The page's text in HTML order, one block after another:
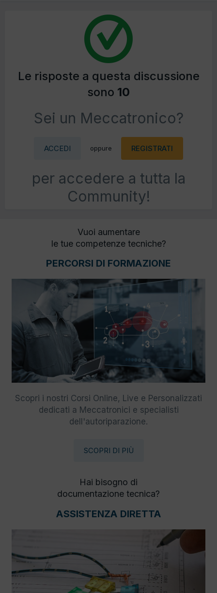
Le risposte a questa discussione
sono 10
Sei un Meccatronico?
ACCEDI oppure REGISTRATI
per accedere a tutta la
Community!
Vuoi aumentare
le tue competenze tecniche?
PERCORSI DI FORMAZIONE
Scopri i nostri Corsi Online, Live e Personalizzati
dedicati a Meccatronici e specialisti
dell'autoriparazione.
SCOPRI DI PIÙ
Hai bisogno di
documentazione tecnica?
ASSISTENZA DIRETTA